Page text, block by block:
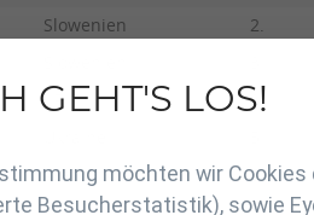
Slowenien 2.
IJF 3.
Weißrussland 5.
GEHT'S LOS!
möchten wir
Besucherstatistik), sowie